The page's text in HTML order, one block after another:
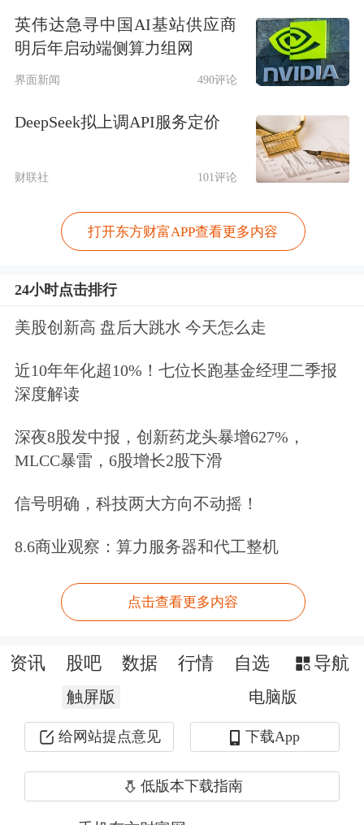
利率决议。目前市场普遍预期澳洲联储
将暂停加息，所以关注点会聚焦在诸
西兰央行则大概率会继续加息25个基
美股财报方面，由于传统的一季报披露
时间大约会从4月中旬开始，所以下周
并没有太多值得关注的财报数据，其中
综上所述，下周的这些经济事件很难说
会引发多少惊涛骇浪，但美国这个国家
本身，将在下周迎来历史上首个被刑事
起诉的(前)总统。
在进入势将延续数月、乃至数年的法庭
普究竟会以什么样的形式被捕。
在周五接受采访时，特朗普的律师之一
Joseph Tacopina表示前总统不可能接受
辩诉交易，一定会进入庭审程序。
Tacopina也重申，为了能够在纽约法庭
上受到正式指控，特朗普将向当局自
首。不过Tacopina斩钉截铁地强调，特
英伟达急寻中国AI基站供应商
明后年启动端侧算力组网
界面新闻 490评论
DeepSeek拟上调API服务定价
财联社 101评论
打开东方财富APP查看更多内容
24小时点击排行
美股创新高 盘后大跳水 今天怎么走
近10年年化超10%！七位长跑基金经理二季报
深度解读
深夜8股发中报，创新药龙头暴增627%，
MLCC暴雷，6股增长2股下滑
信号明确，科技两大方向不动摇！
8.6商业观察：算力服务器和代工整机
点击查看更多内容
资讯 股吧 数据 行情 自选 导航
触屏版 电脑版
给网站提点意见 下载App
低版本下载指南